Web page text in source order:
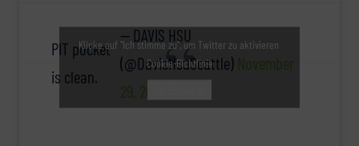
PIT pocket
is clean.
— DAVIS HSU
(@DavisHsuSeattle) November
29, 2015
Klicke auf "Ich stimme zu", um Twitter zu aktivieren
Cookie-Richtlinie